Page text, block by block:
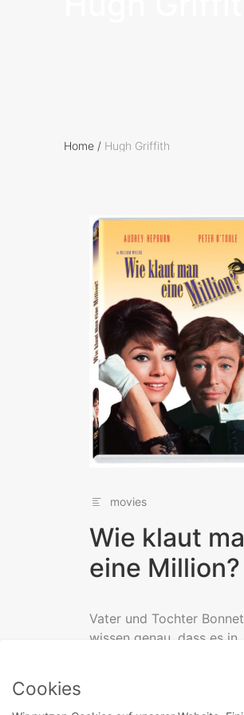
Home / Hugh Griffith
movies
Wie klaut
eine Million?
Vater und Tochter Bonnet
wissen genau, dass es in
Cookies